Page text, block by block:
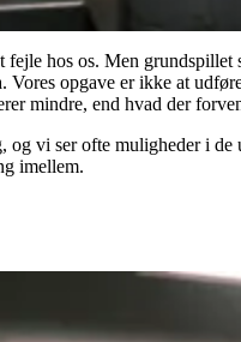
fejle hos os. Men
Vores opgave er ikke at
mindre, end hvad der
og vi ser ofte muligheder i
imellem.